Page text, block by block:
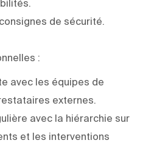
de sécurité.
:
avec les équipes de
externes.
avec la hiérarchie sur
et les interventions